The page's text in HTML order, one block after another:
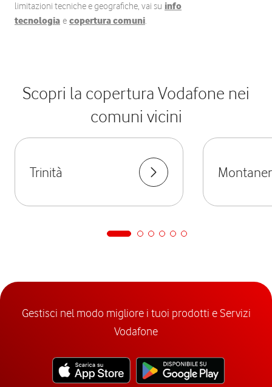
limitazioni tecniche e geografiche, vai su info
tecnologia e copertura comuni.
Scopri la copertura Vodafone nei
comuni vicini
Trinità
Gestisci nel modo migliore i tuoi prodotti e Servizi
Vodafone